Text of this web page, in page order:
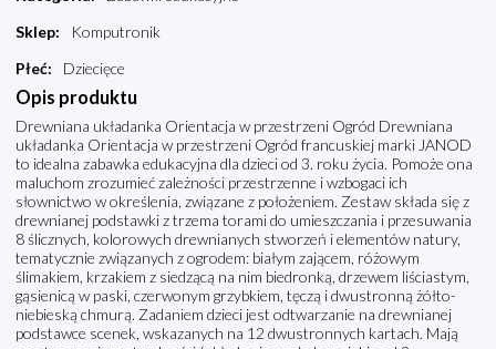
Sklep:
Komputronik
Płeć: Dziecięce
Opis produktu
Drewniana układanka Orientacja w przestrzeni Ogród Drewniana
układanka Orientacja w przestrzeni Ogród francuskiej marki JANOD
to idealna zabawka edukacyjna dla dzieci od 3. roku życia. Pomoże ona
maluchom zrozumieć zależności przestrzenne i wzbogaci ich
słownictwo w określenia, związane z położeniem. Zestaw składa się z
drewnianej podstawki z trzema torami do umieszczania i przesuwania
8 ślicznych, kolorowych drewnianych stworzeń i elementów natury,
tematycznie związanych z ogrodem: białym zającem, różowym
ślimakiem, krzakiem z siedzącą na nim biedronką, drzewem liściastym,
gąsienicą w paski, czerwonym grzybkiem, tęczą i dwustronną żółto-
niebieską chmurą. Zadaniem dzieci jest odtwarzanie na drewnianej
podstawce scenek, wskazanych na 12 dwustronnych kartach. Mają